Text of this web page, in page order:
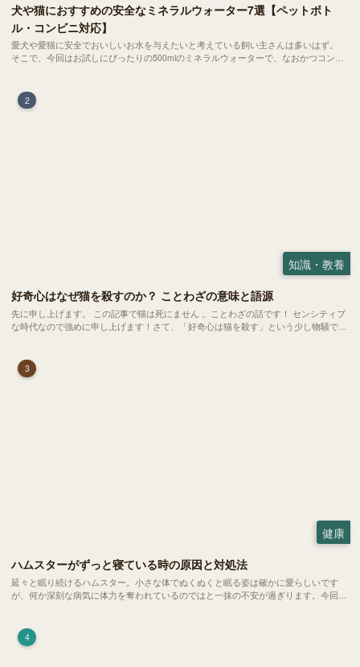
犬や猫におすすめの安全なミネラルウォーター7選【ペットボト
ル・コンビニ対応】
愛犬や愛猫に安全でおいしいお水を与えたいと考えている飼い主さんは多いはず。
そこで、今回はお試しにぴったりの500mlのミネラルウォーターで、なおかつコンビ
2
知識・教養
好奇心はなぜ猫を殺すのか？ ことわざの意味と語源
先に申し上げます。 この記事で猫は死にません 。ことわざの話です！ センシティブ
な時代なので強めに申し上げます！さて、「好奇心は猫を殺す」という少し物騒で、
3
健康
ハムスターがずっと寝ている時の原因と対処法
延々と眠り続けるハムスター。小さな体でぬくぬくと眠る姿は確かに愛らしいです
が、何か深刻な病気に体力を奪われているのではと一抹の不安が過ぎります。今回
4